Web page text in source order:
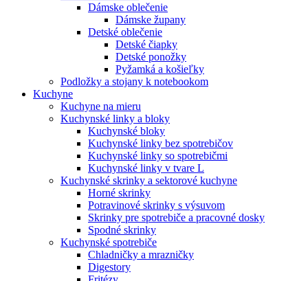
Dámske oblečenie
Dámske župany
Detské oblečenie
Detské čiapky
Detské ponožky
Pyžamká a košieľky
Podložky a stojany k notebookom
Kuchyne
Kuchyne na mieru
Kuchynské linky a bloky
Kuchynské bloky
Kuchynské linky bez spotrebičov
Kuchynské linky so spotrebičmi
Kuchynské linky v tvare L
Kuchynské skrinky a sektorové kuchyne
Horné skrinky
Potravinové skrinky s výsuvom
Skrinky pre spotrebiče a pracovné dosky
Spodné skrinky
Kuchynské spotrebiče
Chladničky a mrazničky
Digestory